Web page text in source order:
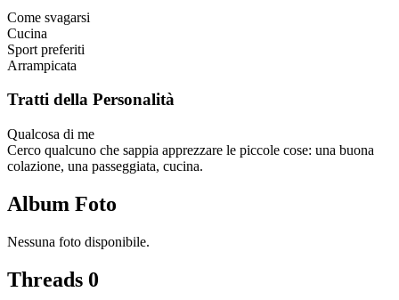
Come svagarsi
Cucina
Sport preferiti
Arrampicata
Tratti della Personalità
Qualcosa di me
Cerco qualcuno che sappia apprezzare le piccole cose: una buona
colazione, una passeggiata, cucina.
Album Foto
Nessuna foto disponibile.
Threads 0